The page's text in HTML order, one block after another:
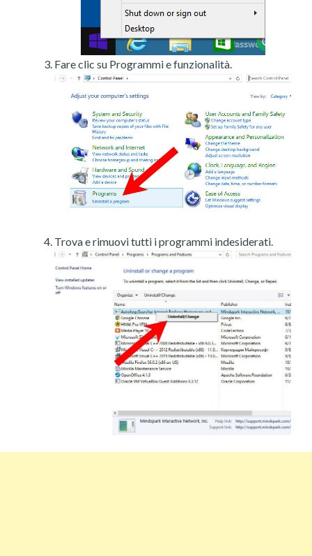
Fare clic su Programmi e funzionalità.
Trova e rimuovi tutti i programmi indesiderati.